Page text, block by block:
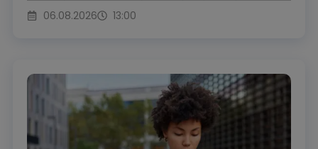
06.08.2026
13:00